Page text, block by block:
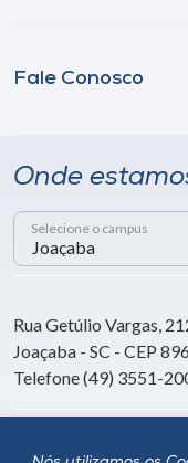
Fale Conosco
Onde
Selecione o campus
Rua Getúlio Vargas,
Joaçaba - SC - CEP
Telefone (49) 3551-
Siga a Unoesc